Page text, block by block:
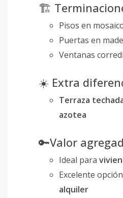
🏗
Pisos en
Puertas en
Ventanas
☀️ Extra
Terraza
azotea
🔑Valor
Ideal para
Excelente
alquiler